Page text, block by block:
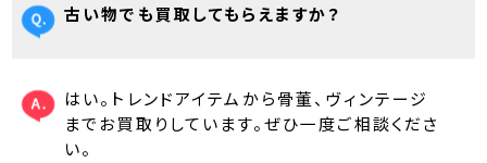
古い物でも買取してもらえますか？
はい。トレンドアイテムから骨董、ヴィンテージ
までお買取りしています。ぜひ一度ご相談くださ
い。